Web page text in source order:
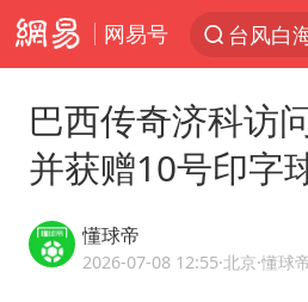
网易号
浙江台
巴西传奇济科访
并获赠10号印字
懂球帝
2026-07-08 12:55·北京·懂球